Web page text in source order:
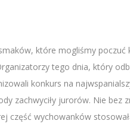
które mogliśmy poczuć
tego dnia, który
konkurs na
zachwyciły jurorów. Nie bez
część wychowanków